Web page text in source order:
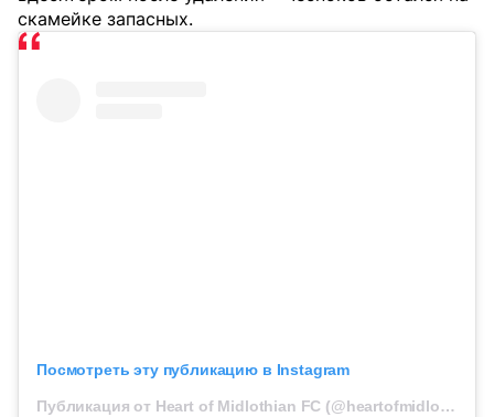
скамейке запасных.
Посмотреть эту публикацию в Instagram
Публикация от Heart of Midlothian FC (@heartofmidlothianfc)